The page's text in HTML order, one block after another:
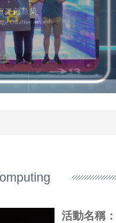
活動名稱：